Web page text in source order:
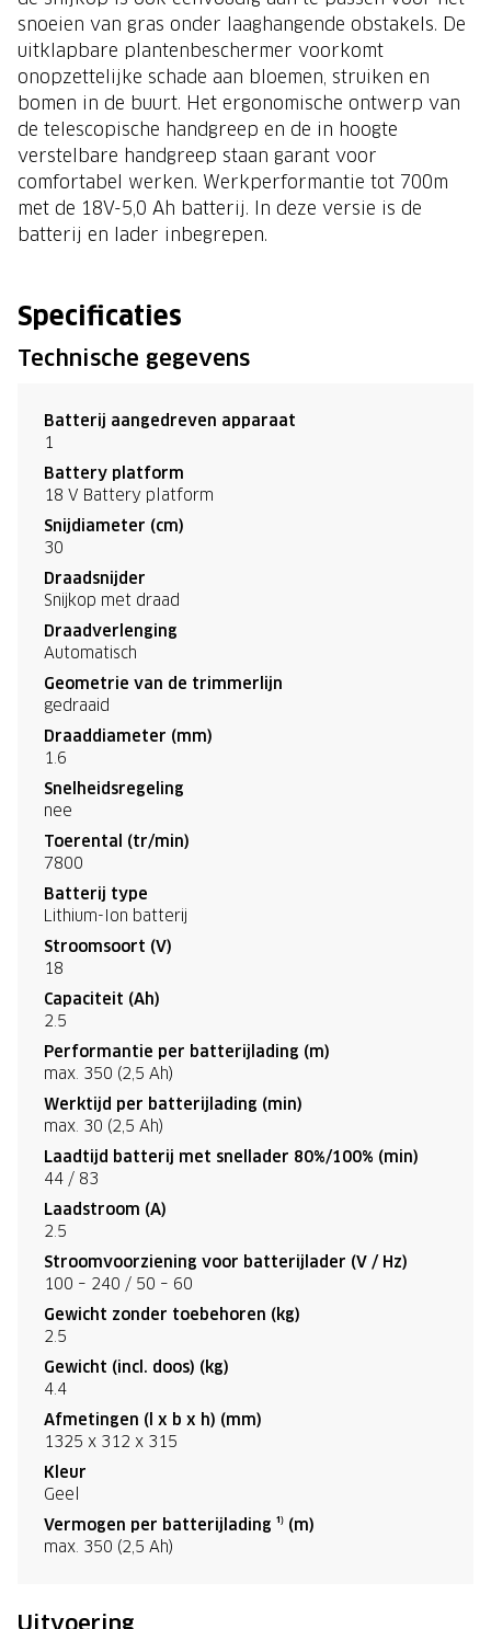
snoeien van gras onder laaghangende obstakels. De
uitklapbare plantenbeschermer voorkomt
onopzettelijke schade aan bloemen, struiken en
bomen in de buurt. Het ergonomische ontwerp van
de telescopische handgreep en de in hoogte
verstelbare handgreep staan garant voor
comfortabel werken. Werkperformantie tot 700m
met de 18V-5,0 Ah batterij. In deze versie is de
batterij en lader inbegrepen.
Specificaties
Technische gegevens
Batterij aangedreven apparaat
1
Battery platform
18 V Battery platform
Snijdiameter (cm)
30
Draadsnijder
Snijkop met draad
Draadverlenging
Automatisch
Geometrie van de trimmerlijn
gedraaid
Draaddiameter (mm)
1.6
Snelheidsregeling
nee
Toerental (tr/min)
7800
Batterij type
Lithium-Ion batterij
Stroomsoort (V)
18
Capaciteit (Ah)
2.5
Performantie per batterijlading (m)
max. 350 (2,5 Ah)
Werktijd per batterijlading (min)
max. 30 (2,5 Ah)
Laadtijd batterij met snellader 80%/100% (min)
44 / 83
Laadstroom (A)
2.5
Stroomvoorziening voor batterijlader (V / Hz)
100 – 240 / 50 – 60
Gewicht zonder toebehoren (kg)
2.5
Gewicht (incl. doos) (kg)
4.4
Afmetingen (l x b x h) (mm)
1325 x 312 x 315
Kleur
Geel
Vermogen per batterijlading ¹⁾ (m)
max. 350 (2,5 Ah)
Uitvoering